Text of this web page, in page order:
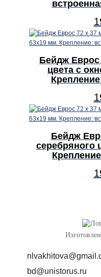
Бейдж Еврос
цвета с
Бейдж
серебряного
bd@unistorus.ru